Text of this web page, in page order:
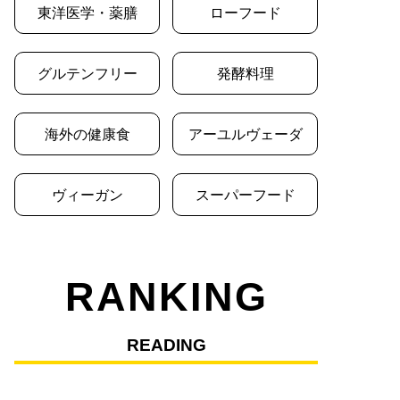
東洋医学・薬膳 ローフード
グルテンフリー 発酵料理
海外の健康食 アーユルヴェーダ
ヴィーガン スーパーフード
RANKING
READING